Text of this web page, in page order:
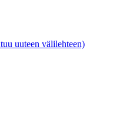
uuteen välilehteen)